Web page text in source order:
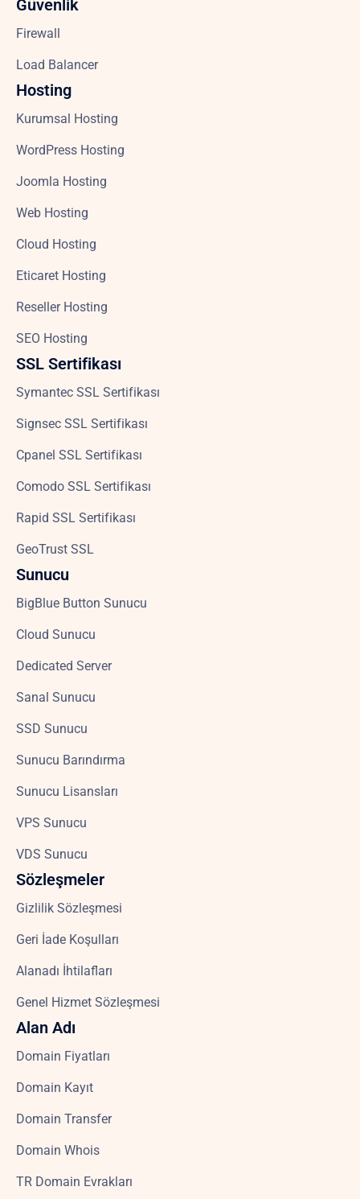
Güvenlik
Firewall
Load Balancer
Hosting
Kurumsal Hosting
WordPress Hosting
Joomla Hosting
Web Hosting
Cloud Hosting
Eticaret Hosting
Reseller Hosting
SEO Hosting
SSL Sertifikası
Symantec SSL Sertifikası
Signsec SSL Sertifikası
Cpanel SSL Sertifikası
Comodo SSL Sertifikası
Rapid SSL Sertifikası
GeoTrust SSL
Sunucu
BigBlue Button Sunucu
Cloud Sunucu
Dedicated Server
Sanal Sunucu
SSD Sunucu
Sunucu Barındırma
Sunucu Lisansları
VPS Sunucu
VDS Sunucu
Sözleşmeler
Gizlilik Sözleşmesi
Geri İade Koşulları
Alanadı İhtilafları
Genel Hizmet Sözleşmesi
Alan Adı
Domain Fiyatları
Domain Kayıt
Domain Transfer
Domain Whois
TR Domain Evrakları